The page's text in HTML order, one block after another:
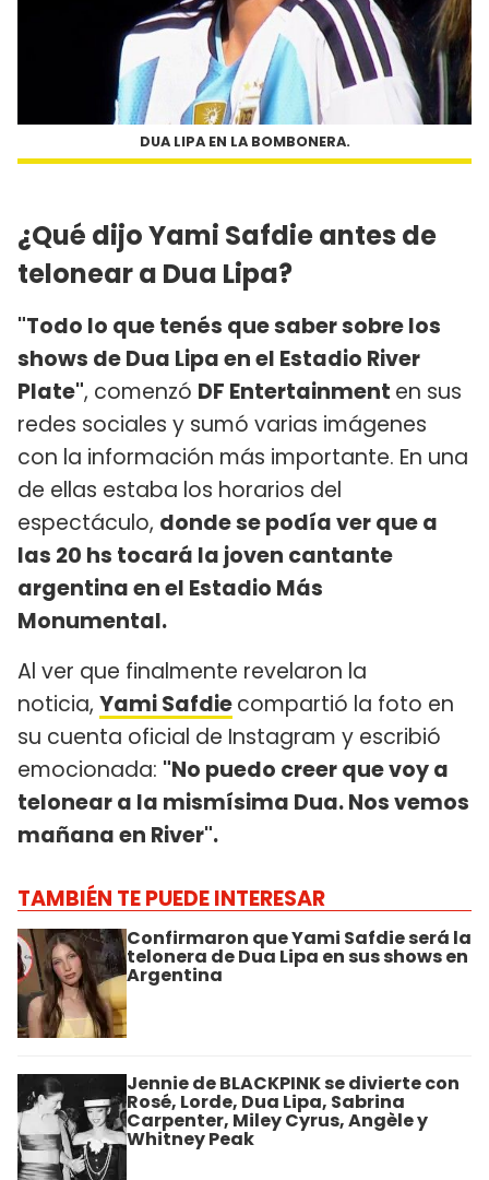
DUA LIPA EN LA BOMBONERA.
¿Qué dijo Yami Safdie antes de
telonear a Dua Lipa?
"Todo lo que tenés que saber sobre los
shows de Dua Lipa en el Estadio River
Plate", comenzó DF Entertainment en sus
redes sociales y sumó varias imágenes
con la información más importante. En una
de ellas estaba los horarios del
espectáculo, donde se podía ver que a
las 20 hs tocará la joven cantante
argentina en el Estadio Más
Monumental.
Al ver que finalmente revelaron la
noticia, Yami Safdiecompartió la foto en
su cuenta oficial de Instagram y escribió
emocionada: "No puedo creer que voy a
telonear a la mismísima Dua. Nos vemos
mañana en River".
TAMBIÉN TE PUEDE INTERESAR
Confirmaron que Yami Safdie será la
telonera de Dua Lipa en sus shows en
Argentina
Jennie de BLACKPINK se divierte con
Rosé, Lorde, Dua Lipa, Sabrina
Carpenter, Miley Cyrus, Angèle y
Whitney Peak